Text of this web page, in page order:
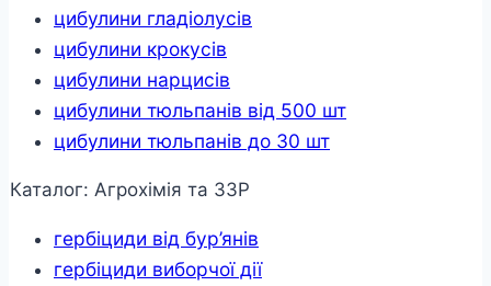
цибулини гладіолусів
цибулини крокусів
цибулини нарцисів
цибулини тюльпанів від 500 шт
цибулини тюльпанів до 30 шт
Каталог: Агрохімія та ЗЗР
гербіциди від бур’янів
гербіциди виборчої дії